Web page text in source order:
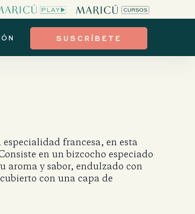
SUSCRÍBETE
especialidad francesa, en esta
en un bizcocho especiado
aroma y sabor, endulzado con
con una capa de